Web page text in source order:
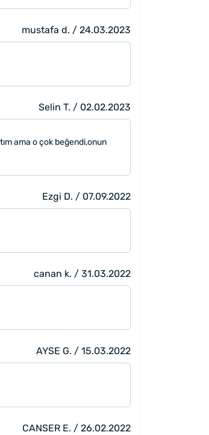
mustafa d. / 24.03.2023
Selin T. / 02.02.2023
ama o çok beğendi,onun
Ezgi D. / 07.09.2022
canan k. / 31.03.2022
AYSE G. / 15.03.2022
CANSER E. / 26.02.2022